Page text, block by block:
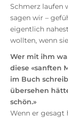
Schmerz laufen
sagen wir –
eigentlich
wollten, wenn
Wer mit ihm
diese «sanften
im Buch
übersehen
schön.»
Wenn er gesagt